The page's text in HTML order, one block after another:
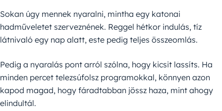
Sokan úgy mennek nyaralni, mintha egy katonai
hadműveletet szerveznének. Reggel hétkor indulás, tíz
látnivaló egy nap alatt, este pedig teljes összeomlás.
Pedig a nyaralás pont arról szólna, hogy kicsit lassíts. Ha
minden percet telezsúfolsz programokkal, könnyen azon
kapod magad, hogy fáradtabban jössz haza, mint ahogy
elindultál.